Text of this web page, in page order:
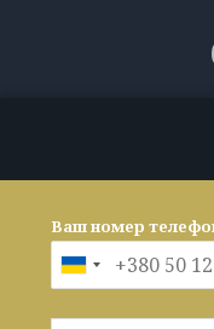
Ваш номер